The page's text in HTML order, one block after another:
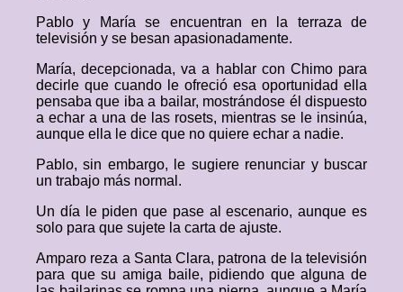
Pablo y María se encuentran en la terraza de
televisión y se besan apasionadamente.
María, decepcionada, va a hablar con Chimo para
decirle que cuando le ofreció esa oportunidad ella
pensaba que iba a bailar, mostrándose él dispuesto
a echar a una de las rosets, mientras se le insinúa,
aunque ella le dice que no quiere echar a nadie.
Pablo, sin embargo, le sugiere renunciar y buscar
un trabajo más normal.
Un día le piden que pase al escenario, aunque es
solo para que sujete la carta de ajuste.
Amparo reza a Santa Clara, patrona de la televisión
para que su amiga baile, pidiendo que alguna de